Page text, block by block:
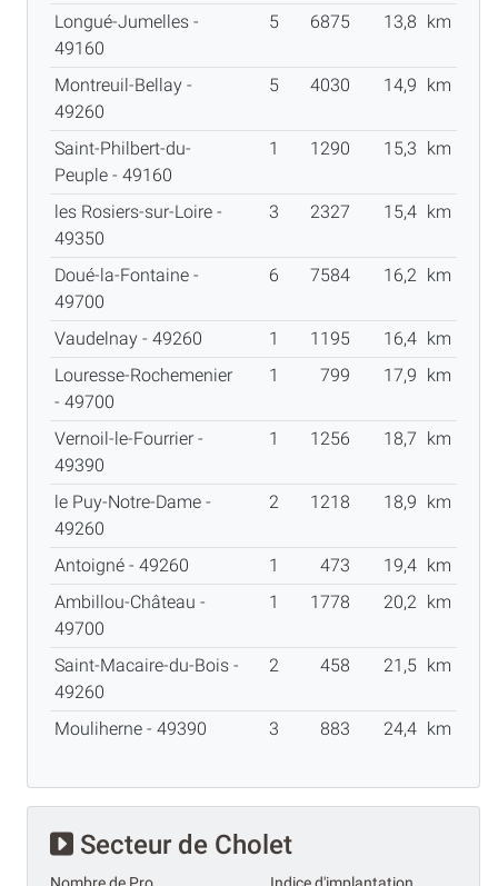
Longué-Jumelles -
49160
5 6875 13,8 km
Montreuil-Bellay -
49260
5 4030 14,9 km
Saint-Philbert-du-
Peuple - 49160
1 1290 15,3 km
les Rosiers-sur-Loire -
49350
3 2327 15,4 km
Doué-la-Fontaine -
49700
6 7584 16,2 km
Vaudelnay - 49260 1 1195 16,4 km
Louresse-Rochemenier
- 49700
1 799 17,9 km
Vernoil-le-Fourrier -
49390
1 1256 18,7 km
le Puy-Notre-Dame -
49260
2 1218 18,9 km
Antoigné - 49260 1 473 19,4 km
Ambillou-Château -
49700
1 1778 20,2 km
Saint-Macaire-du-Bois -
49260
2 458 21,5 km
Mouliherne - 49390 3 883 24,4 km
Secteur de Cholet